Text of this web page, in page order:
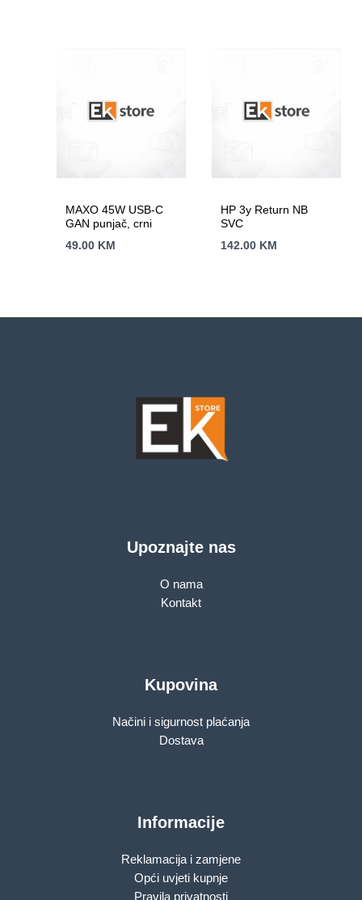
MAXO 45W USB-C
GAN punjač, crni
49.00 KM
HP 3y Return NB
SVC
142.00 KM
Upoznajte nas
O nama
Kontakt
Kupovina
Načini i sigurnost plaćanja
Dostava
Informacije
Reklamacija i zamjene
Opći uvjeti kupnje
Pravila privatnosti